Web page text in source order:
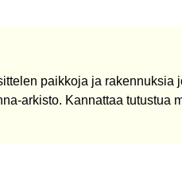
paikkoja ja rakennuksia
arkisto. Kannattaa tutustua